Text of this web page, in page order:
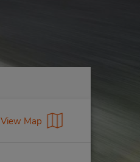
View Map